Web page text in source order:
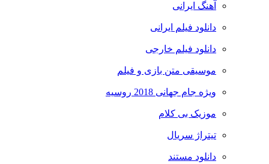
آهنگ ایرانی
دانلود فیلم ایرانی
دانلود فیلم خارجی
موسیقی متن بازی و فیلم
ویژه جام جهانی 2018 روسیه
موزیک بی کلام
تیتراژ سریال
دانلود مستند